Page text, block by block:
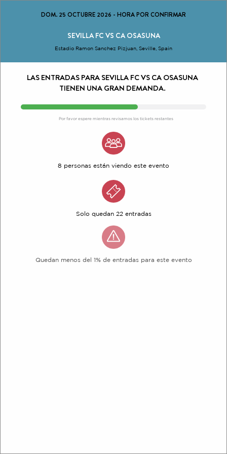
DOM. 25 OCTUBRE 2026 - HORA POR CONFIRMAR
SEVILLA FC VS CA OSASUNA
Estadio Ramon Sanchez Pizjuan, Seville, Spain
LAS ENTRADAS PARA SEVILLA FC VS CA OSASUNA
TIENEN UNA GRAN DEMANDA.
Por favor espere mientras revisamos los tickets restantes
8 personas están viendo este evento
Solo quedan 22 entradas
Quedan menos del 1% de entradas para este evento